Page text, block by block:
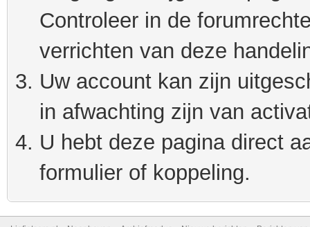
Controleer in de
verrichten van deze
Uw account kan zijn
in afwachting zijn van
U hebt deze pagina direct
formulier of koppeling.